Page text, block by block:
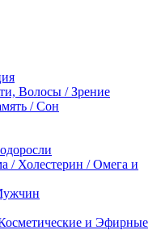
Волосы / Зрение
/ Сон
/ Холестерин / Омега и
и Эфирные